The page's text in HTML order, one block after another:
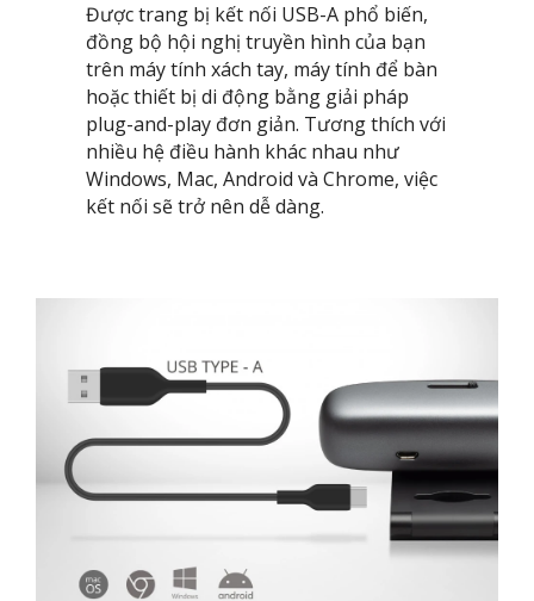
Được trang bị kết nối USB-A phổ biến,
đồng bộ hội nghị truyền hình của bạn
trên máy tính xách tay, máy tính để bàn
hoặc thiết bị di động bằng giải pháp
plug-and-play đơn giản. Tương thích với
nhiều hệ điều hành khác nhau như
Windows, Mac, Android và Chrome, việc
kết nối sẽ trở nên dễ dàng. ​